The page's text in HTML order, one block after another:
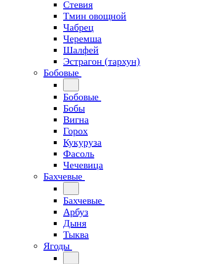
Стевия
Тмин овощной
Чабрец
Черемша
Шалфей
Эстрагон (тархун)
Бобовые
Бобовые
Бобы
Вигна
Горох
Кукуруза
Фасоль
Чечевица
Бахчевые
Бахчевые
Арбуз
Дыня
Тыква
Ягоды